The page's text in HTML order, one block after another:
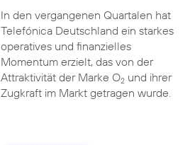
In den vergangenen Quartalen hat
Telefónica Deutschland ein starkes
operatives und finanzielles
Momentum erzielt, das von der
Attraktivität der Marke O2und ihrer
Zugkraft im Markt getragen wurde.